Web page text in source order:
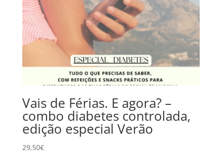
Vais de Férias. E agora? –
combo diabetes controlada,
edição especial Verão
29,50€